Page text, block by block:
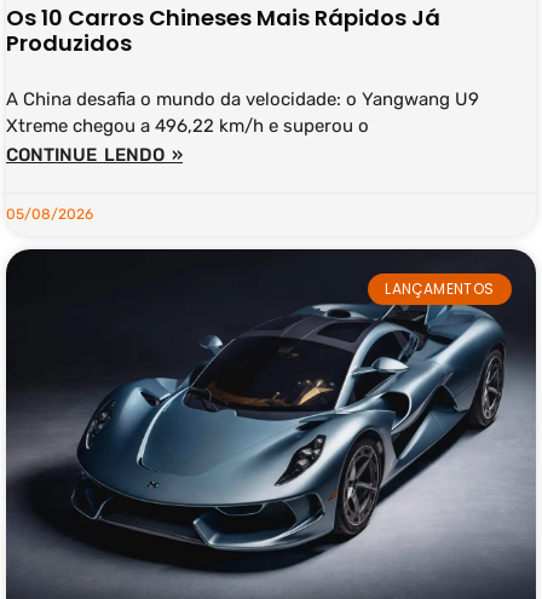
Os 10 Carros Chineses Mais Rápidos Já
Produzidos
A China desafia o mundo da velocidade: o Yangwang U9
Xtreme chegou a 496,22 km/h e superou o
CONTINUE LENDO »
05/08/2026
LANÇAMENTOS